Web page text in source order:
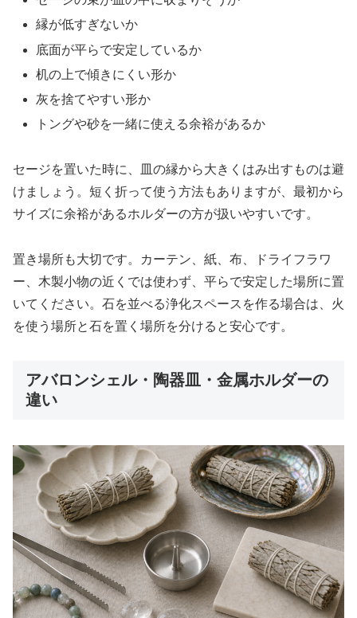
縁が低すぎないか
底面が平らで安定しているか
机の上で傾きにくい形か
灰を捨てやすい形か
トングや砂を一緒に使える余裕があるか
セージを置いた時に、皿の縁から大きくはみ出すものは避
けましょう。短く折って使う方法もありますが、最初から
サイズに余裕があるホルダーの方が扱いやすいです。
置き場所も大切です。カーテン、紙、布、ドライフラワ
ー、木製小物の近くでは使わず、平らで安定した場所に置
いてください。石を並べる浄化スペースを作る場合は、火
を使う場所と石を置く場所を分けると安心です。
アバロンシェル・陶器皿・金属ホルダーの
違い